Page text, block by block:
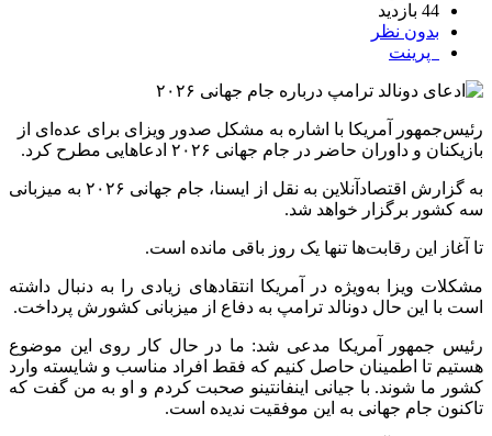
44 بازدید
بدون نظر
پرینت
رئیس‌جمهور آمریکا با اشاره به مشکل صدور ویزای برای عده‌ای از
بازیکنان و داوران حاضر در جام جهانی ۲۰۲۶ ادعا‌هایی مطرح کرد.
به گزارش اقتصادآنلاین به نقل از ایسنا، جام جهانی ۲۰۲۶ به میزبانی
سه کشور برگزار خواهد شد.
تا آغاز این رقابت‌ها تنها یک روز باقی مانده است.
مشکلات ویزا به‌ویژه در آمریکا انتقاد‌های زیادی را به دنبال داشته
است با این حال دونالد ترامپ به دفاع از میزبانی کشورش پرداخت.
رئیس جمهور آمریکا مدعی شد: ما در حال کار روی این موضوع
هستیم تا اطمینان حاصل کنیم که فقط افراد مناسب و شایسته وارد
کشور ما شوند. با جیانی اینفانتینو صحبت کردم و او به من گفت که
تاکنون جام جهانی به این موفقیت ندیده است.